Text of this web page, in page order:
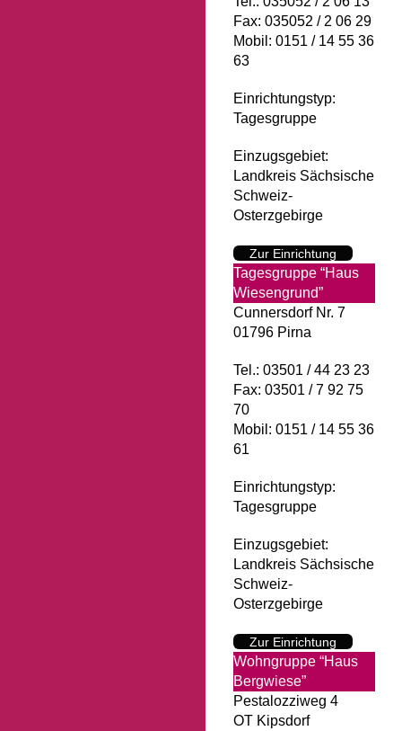
Fax: 035052 / 2 06 29
Mobil: 0151 / 14 55 36
63
Einrichtungstyp:
Tagesgruppe
Einzugsgebiet:
Landkreis Sächsische
Schweiz-
Osterzgebirge
Zur Einrichtung
Tagesgruppe “Haus
Wiesengrund”
Cunnersdorf Nr. 7
01796 Pirna
Tel.: 03501 / 44 23 23
Fax: 03501 / 7 92 75
70
Mobil: 0151 / 14 55 36
61
Einrichtungstyp:
Tagesgruppe
Einzugsgebiet:
Landkreis Sächsische
Schweiz-
Osterzgebirge
Zur Einrichtung
Wohngruppe “Haus
Bergwiese”
Pestalozziweg 4
OT Kipsdorf